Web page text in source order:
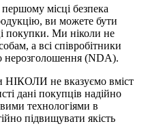
місці безпека
ви можете бути
покупки. Ми ніколи не
а всі співробітники
нерозголошення (NDA).
НІКОЛИ не вказуємо вміст
дані покупців надійно
технологіями в
підвищувати якість